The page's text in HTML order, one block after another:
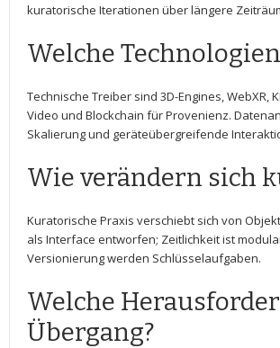
kuratorische Iterationen über längere‌
Welche
Technische Treiber sind 3D-Engines,
Video und‍ Blockchain für Provenienz.
Skalierung und geräteübergreifende
Wie verändern sich
Kuratorische ⁤Praxis verschiebt sich von
als Interface entworfen; Zeitlichkeit ist
Versionierung werden⁢ Schlüsselaufgaben.
Welche
Übergang?